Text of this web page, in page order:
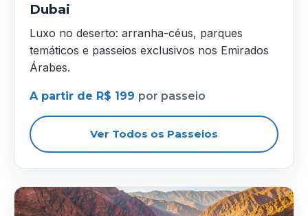
Dubai
Luxo no deserto: arranha-céus, parques
temáticos e passeios exclusivos nos Emirados
Árabes.
A partir de R$ 199 por passeio
Ver Todos os Passeios